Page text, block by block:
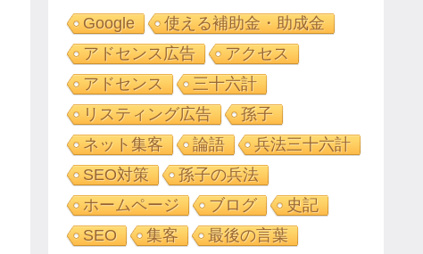
Google
使える補助金・助成金
アドセンス広告
アクセス
アドセンス
三十六計
リスティング広告
孫子
ネット集客
論語
兵法三十六計
SEO対策
孫子の兵法
ホームページ
ブログ
史記
SEO
集客
最後の言葉